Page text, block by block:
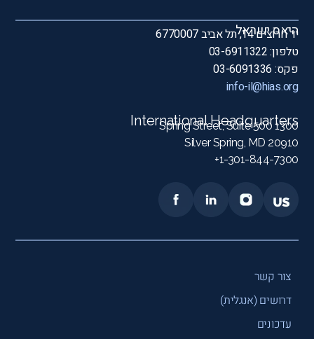
היאס ישראל
יד חרוצים 14, תל אביב 6770007
טלפון: 03-6911322
פקס: 03-6091336
info-il@hias.org
International Headquarters
1300 Spring Street, Suite 500
Silver Spring, MD 20910
1-301-844-7300+
צור קשר
דרושים (אנגלית)
עדכונים